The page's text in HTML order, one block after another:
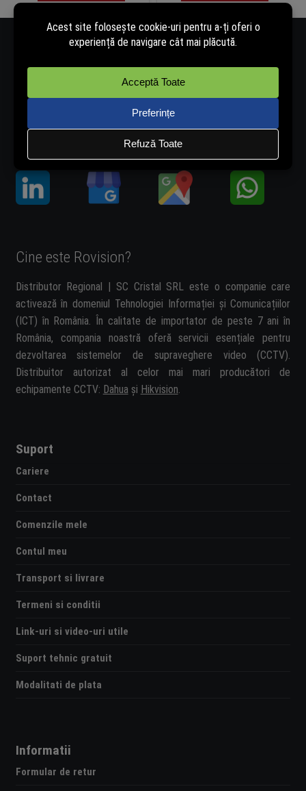
Adresă de e-mail - vanzari@rovision.ro
Ne găsești și pe:
Cine este Rovision?
Distributor Regional | SC Cristal SRL este o companie care
activează în domeniul Tehnologiei Informației și Comunicațiilor
(ICT) în România. În calitate de importator de peste 7 ani în
România, compania noastră oferă servicii esențiale pentru
dezvoltarea sistemelor de supraveghere video (CCTV).
Distribuitor autorizat al celor mai mari producători de
echipamente CCTV: Dahua și Hikvision.
Suport
Cariere
Contact
Comenzile mele
Contul meu
Transport si livrare
Termeni si conditii
Link-uri si video-uri utile
Suport tehnic gratuit
Modalitati de plata
Informatii
Formular de retur